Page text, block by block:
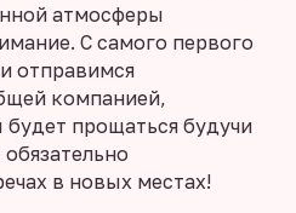
атмосферы
С самого первого
отправимся
компанией,
прощаться будучи
в новых местах!